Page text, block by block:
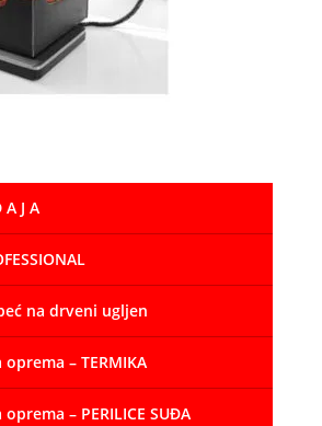
A J A
na drveni ugljen
– TERMIKA
– PERILICE SUĐA